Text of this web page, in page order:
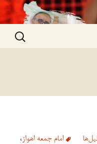
جستجو
برای:
امام جمعه اهواز،